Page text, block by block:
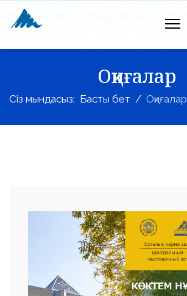
Оқиғалар
Сіз мындасыз: Басты бет Оқиғалар